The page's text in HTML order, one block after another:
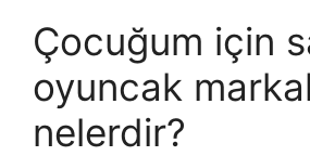
Çocuğum için
oyuncak
nelerdir?